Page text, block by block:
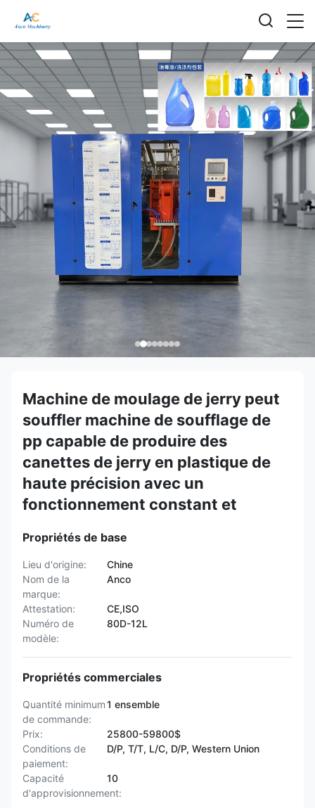
Machine de moulage de jerry peut
souffler machine de soufflage de
pp capable de produire des
canettes de jerry en plastique de
haute précision avec un
fonctionnement constant et
Propriétés de base
Lieu d'origine:
Chine
Nom de la
marque:
Anco
Attestation:
CE,ISO
Numéro de
modèle:
80D-12L
Propriétés commerciales
Quantité minimum
de commande:
1 ensemble
Prix:
25800-59800$
Conditions de
paiement:
D/P, T/T, L/C, D/P, Western Union
Capacité
d'approvisionnement:
10